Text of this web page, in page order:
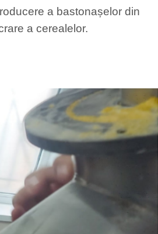
a bastonașelor din
a cerealelor.